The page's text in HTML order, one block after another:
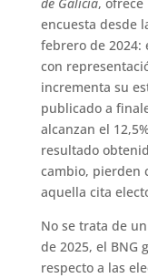
encuesta desde
febrero de 2024:
con
incrementa su
publicado a
alcanzan el
resultado
cambio, pierden
aquella cita
No se trata de
de 2025, el BNG
respecto a las